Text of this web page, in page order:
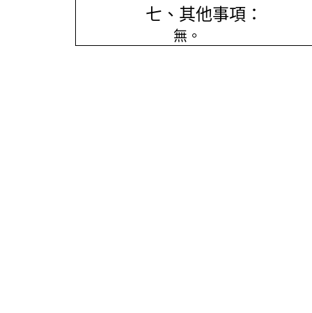
七、其他事項：
無。